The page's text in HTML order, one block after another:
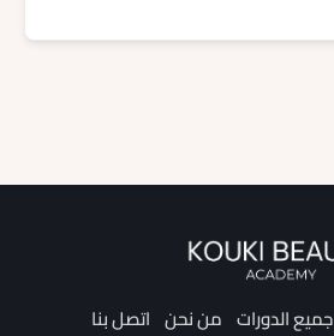
جميع الدورات من نحن اتصل بنا